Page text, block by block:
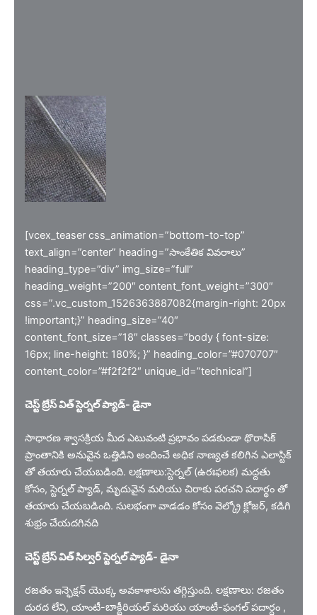
[vcex_teaser css_animation=”bottom-to-top”
text_align=”center” heading=”సాంకేతిక వివరాలు”
heading_type=”div” img_size=”full”
heading_weight=”200″ content_font_weight=”300″
css=”.vc_custom_1526363887082{margin-right: 20px
!important;}” heading_size=”40″
content_font_size=”18″ classes=”body { font-size:
16px; line-height: 180%; }” heading_color=”#070707″
content_color=”#f2f2f2″ unique_id=”technical”]
చెస్ట్ బ్రేస్ విత్ స్టెర్నల్ ప్యాడ్- డైనా
సాధారణ శ్వాసక్రియ మీద ఎటువంటి ప్రభావం పడకుండా థొరాసిక్
ప్రాంతానికి అనువైన ఒత్తిడిని అందించే అధిక నాణ్యత కలిగిన ఎలాస్టిక్
తో తయారు చేయబడింది. లక్షణాలు:స్టెర్నల్ (ఉరఃఫలక) మద్దతు
కోసం, స్టెర్నల్ ప్యాడ్, మృదువైన మరియు చిరాకు పరచని పదార్థం తో
తయారు చేయబడింది. సులభంగా వాడడం కోసం వెల్క్రో క్లోజర్, కడిగి
శుభ్రం చేయదగినది
చెస్ట్ బ్రేస్ విత్ సిల్వర్ స్టెర్నల్ ప్యాడ్- డైనా
రజతం ఇన్ఫెక్షన్ యొక్క అవకాశాలను తగ్గిస్తుంది. లక్షణాలు: రజతం
దురద లేని, యాంటీ-బాక్టీరియల్ మరియు యాంటీ-ఫంగల్ పదార్ధం ,